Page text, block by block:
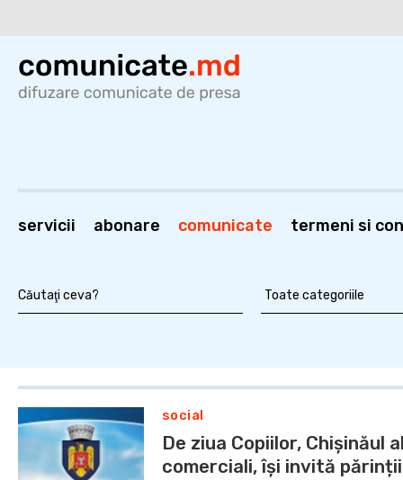
servicii abonare comunicate termeni si
social
De ziua Copiilor, Chișinăul
comerciali, își invită